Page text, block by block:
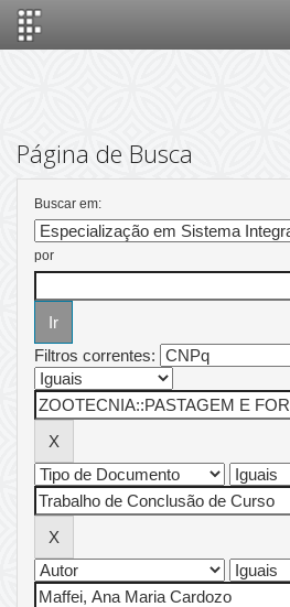
Página de Busca
Buscar em:
por
Filtros correntes: